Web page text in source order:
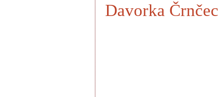
Davorka